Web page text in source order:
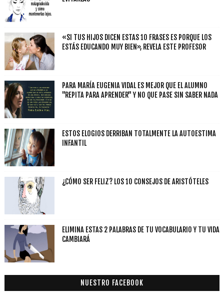
«SI TUS HIJOS DICEN ESTAS 10 FRASES ES PORQUE LOS
ESTÁS EDUCANDO MUY BIEN», REVELA ESTE PROFESOR
PARA MARÍA EUGENIA VIDAL ES MEJOR QUE EL ALUMNO
"REPITA PARA APRENDER" Y NO QUE PASE SIN SABER NADA
ESTOS ELOGIOS DERRIBAN TOTALMENTE LA AUTOESTIMA
INFANTIL
¿CÓMO SER FELIZ? LOS 10 CONSEJOS DE ARISTÓTELES
ELIMINA ESTAS 2 PALABRAS DE TU VOCABULARIO Y TU VIDA
CAMBIARÁ
NUESTRO FACEBOOK